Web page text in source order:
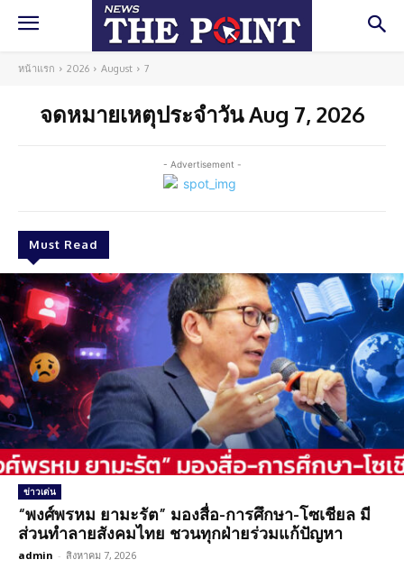
หน้าแรก 2026 August 7
จดหมายเหตุประจำวัน Aug 7, 2026
- Advertisement -
Must Read
ข่าวเด่น
“พงศ์พรหม ยามะรัต” มองสื่อ-การศึกษา-โซเชียล มี
ส่วนทำลายสังคมไทย ชวนทุกฝ่ายร่วมแก้ปัญหา
admin - สิงหาคม 7, 2026